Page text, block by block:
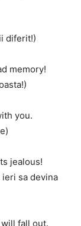
diferit!)
memory!
you.
jealous!
ieri sa devina
fall out.